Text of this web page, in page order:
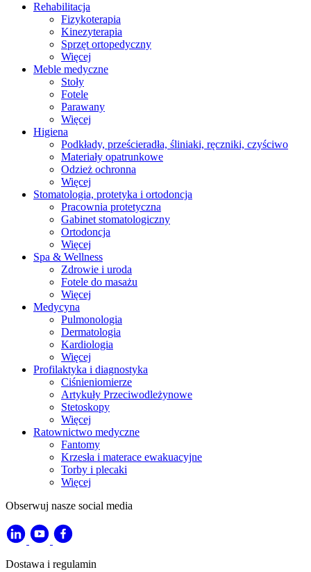
Rehabilitacja
Fizykoterapia
Kinezyterapia
Sprzęt ortopedyczny
Więcej
Meble medyczne
Stoły
Fotele
Parawany
Więcej
Higiena
Podkłady, prześcieradła, śliniaki, ręczniki, czyściwo
Materiały opatrunkowe
Odzież ochronna
Więcej
Stomatologia, protetyka i ortodoncja
Pracownia protetyczna
Gabinet stomatologiczny
Ortodoncja
Więcej
Spa & Wellness
Zdrowie i uroda
Fotele do masażu
Więcej
Medycyna
Pulmonologia
Dermatologia
Kardiologia
Więcej
Profilaktyka i diagnostyka
Ciśnieniomierze
Artykuły Przeciwodleżynowe
Stetoskopy
Więcej
Ratownictwo medyczne
Fantomy
Krzesła i materace ewakuacyjne
Torby i plecaki
Więcej
Obserwuj nasze social media
Dostawa i regulamin